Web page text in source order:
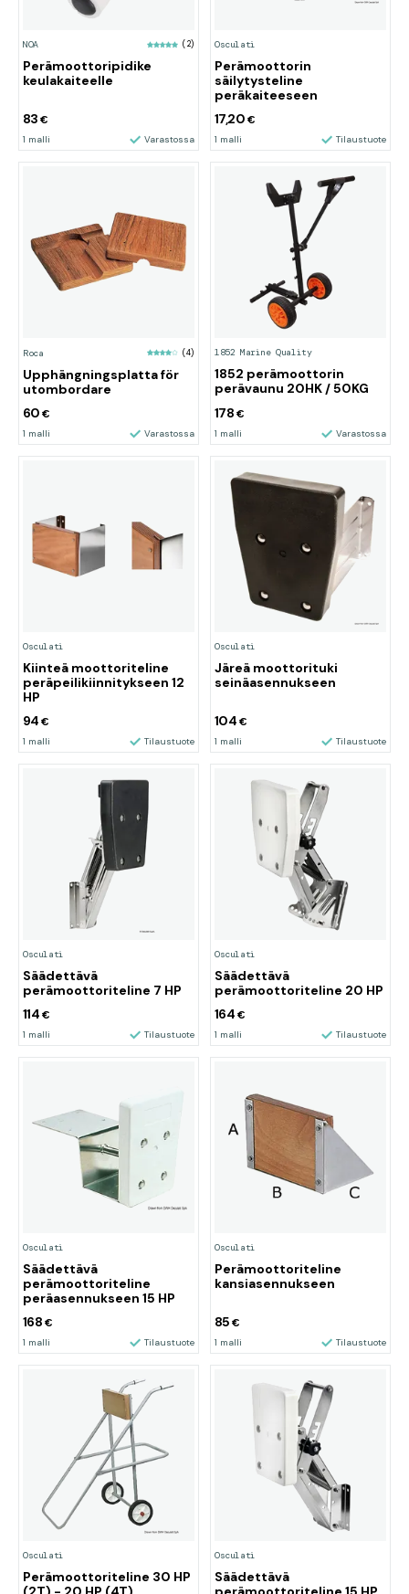
NOA (2)
Perämoottoripidike
keulakaiteelle
83€
1 malli Varastossa
Osculati
Perämoottorin
säilytysteline
peräkaiteeseen
17,20 €
1 malli Tilaustuote
Roca (4)
Upphängningsplatta för
utombordare
60€
1 malli Varastossa
1852 Marine Quality
1852 perämoottorin
perävaunu 20HK / 50KG
178 €
1 malli Varastossa
Osculati
Kiinteä moottoriteline
peräpeilikiinnitykseen 12
HP
94€
1 malli Tilaustuote
Osculati
Järeä moottorituki
seinäasennukseen
104 €
1 malli Tilaustuote
Osculati
Säädettävä
perämoottoriteline 7 HP
114 €
1 malli Tilaustuote
Osculati
Säädettävä
perämoottoriteline 20 HP
164 €
1 malli Tilaustuote
Osculati
Säädettävä
perämoottoriteline
peräasennukseen 15 HP
168 €
1 malli Tilaustuote
Osculati
Perämoottoriteline
kansiasennukseen
85€
1 malli Tilaustuote
Osculati
Perämoottoriteline 30 HP
Osculati
Säädettävä